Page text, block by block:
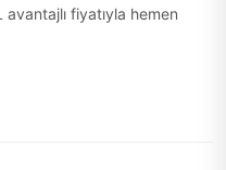
fiyatıyla hemen